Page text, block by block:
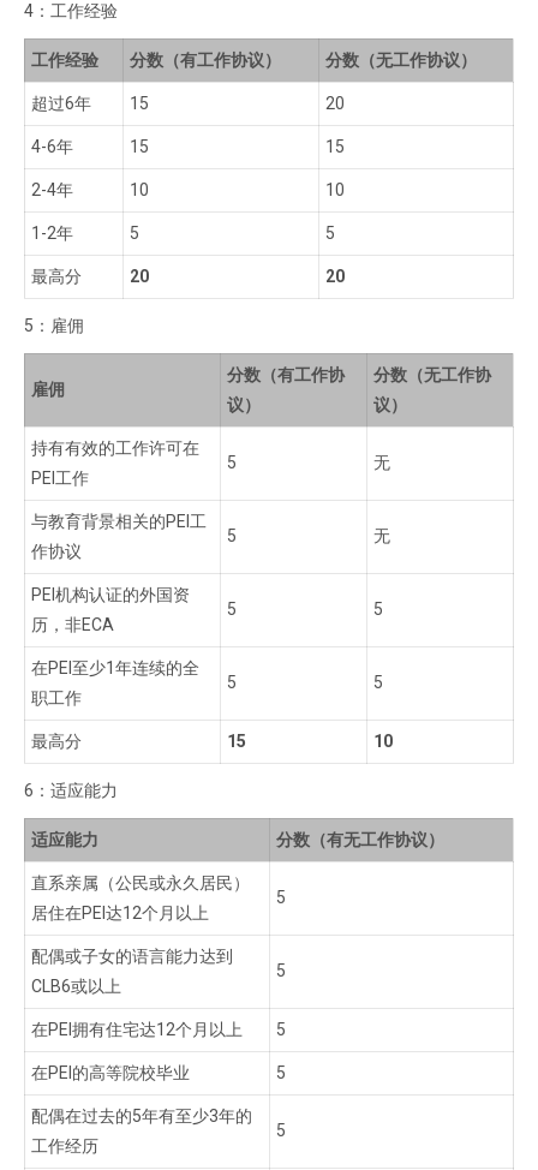
4：工作经验
工作经验 分数（有工作协议） 分数（无工作协议）
超过6年 15 20
4-6年 15 15
2-4年 10 10
1-2年 5 5
最高分 20 20
5：雇佣
雇佣
分数（有工作协
议）
分数（无工作协
议）
持有有效的工作许可在
PEI工作
5 无
与教育背景相关的PEI工
作协议
5 无
PEI机构认证的外国资
历，非ECA
5 5
在PEI至少1年连续的全
职工作
5 5
最高分 15 10
6：适应能力
适应能力 分数（有无工作协议）
直系亲属（公民或永久居民）
居住在PEI达12个月以上
5
配偶或子女的语言能力达到
CLB6或以上
5
在PEI拥有住宅达12个月以上 5
在PEI的高等院校毕业 5
配偶在过去的5年有至少3年的
工作经历
5